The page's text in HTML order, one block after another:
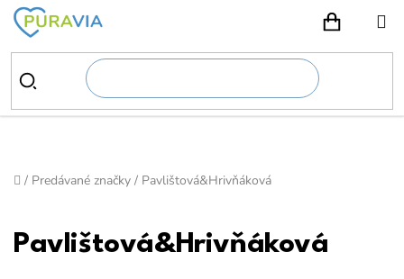
Prejsť
obsah
Domov
/ Predávané značky / Pavlištová&Hrivňáková
Pavlištová&Hrivňáková